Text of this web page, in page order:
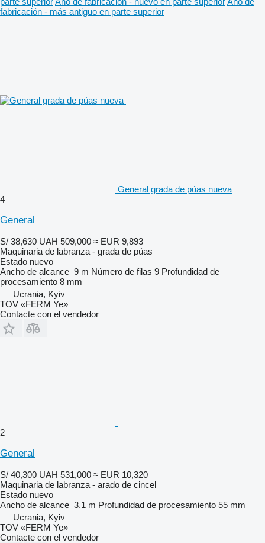
fabricación - más antiguo en parte superior
General grada de púas nueva
4
General
S/ 38,630 UAH 509,000 ≈ EUR 9,893
Maquinaria de labranza - grada de púas
Estado nuevo
Ancho de alcance 9 m Número de filas 9 Profundidad de
procesamiento 8 mm
Ucrania, Kyiv
TOV «FERM Ye»
Contacte con el vendedor
2
General
S/ 40,300 UAH 531,000 ≈ EUR 10,320
Maquinaria de labranza - arado de cincel
Estado nuevo
Ancho de alcance 3.1 m Profundidad de procesamiento 55 mm
Ucrania, Kyiv
TOV «FERM Ye»
Contacte con el vendedor